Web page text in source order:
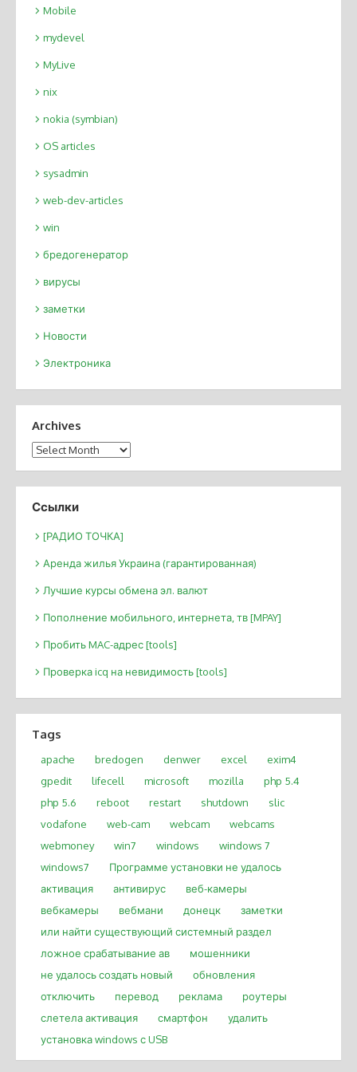
Mobile
mydevel
MyLive
nix
nokia (symbian)
OS articles
sysadmin
web-dev-articles
win
бредогенератор
вирусы
заметки
Новости
Электроника
Archives
Archives
Ссылки
[РАДИО ТОЧКА]
Аренда жилья Украина (гарантированная)
Лучшие курсы обмена эл. валют
Пополнение мобильного, интернета, тв [MPAY]
Пробить MAC-адрес [tools]
Проверка icq на невидимость [tools]
Tags
apache bredogen denwer excel
exim4
gpedit
lifecell microsoft mozilla
php 5.4
php 5.6
reboot restart shutdown
slic
vodafone
web-cam webcam
webcams
webmoney
win7 windows
windows 7
windows7
Программе установки не удалось
активация
антивирус
веб-камеры
вебкамеры
вебмани донецк
заметки
или найти существующий системный раздел
ложное срабатывание ав
мошенники
не удалось создать новый
обновления
отключить
перевод реклама
роутеры
слетела активация
смартфон
удалить
установка windows с USB